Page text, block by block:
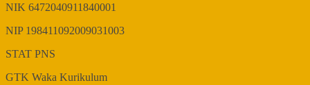
NIK 6472040911840001
NIP 198411092009031003
STAT PNS
GTK Waka Kurikulum